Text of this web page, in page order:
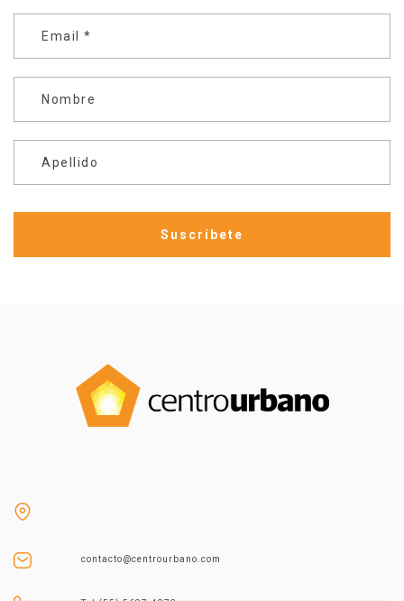
Email *
Nombre
Apellido
contacto@centrourbano.com